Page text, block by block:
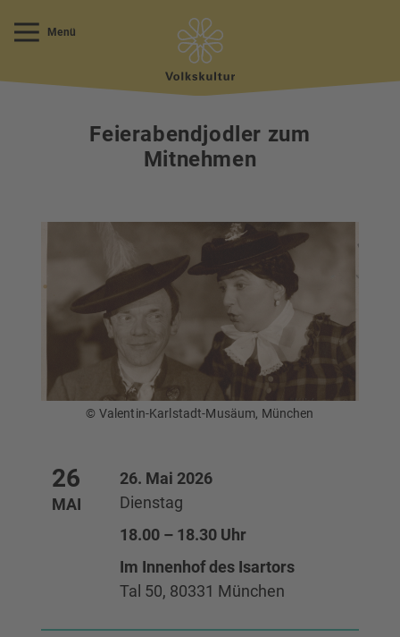
Menü
Feierabendjodler zum
Mitnehmen
© Valentin-Karlstadt-Musäum, München
26
MAI
26. Mai 2026
Dienstag
18.00 – 18.30 Uhr
Im Innenhof des Isartors
Tal 50, 80331 München